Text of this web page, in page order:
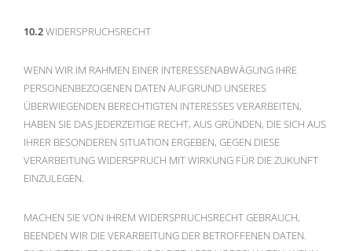
10.2WIDERSPRUCHSRECHT
WENN WIR IM RAHMEN EINER INTERESSENABWÄGUNG IHRE
PERSONENBEZOGENEN DATEN AUFGRUND UNSERES
ÜBERWIEGENDEN BERECHTIGTEN INTERESSES VERARBEITEN,
HABEN SIE DAS JEDERZEITIGE RECHT, AUS GRÜNDEN, DIE SICH AUS
IHRER BESONDEREN SITUATION ERGEBEN, GEGEN DIESE
VERARBEITUNG WIDERSPRUCH MIT WIRKUNG FÜR DIE ZUKUNFT
EINZULEGEN.
MACHEN SIE VON IHREM WIDERSPRUCHSRECHT GEBRAUCH,
BEENDEN WIR DIE VERARBEITUNG DER BETROFFENEN DATEN.